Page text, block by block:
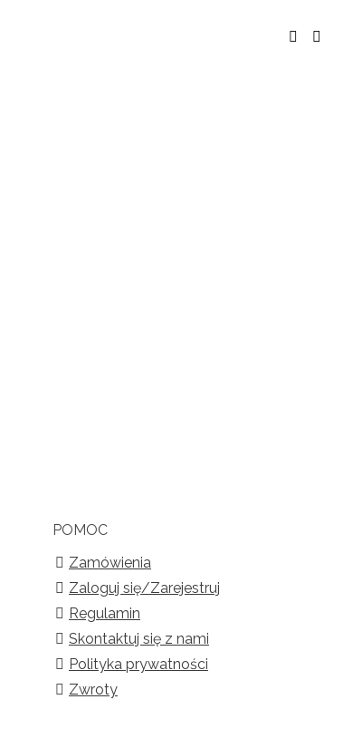
POMOC
Zamówienia
Zaloguj się/Zarejestruj
Regulamin
Skontaktuj się z nami
Polityka prywatności
Zwroty